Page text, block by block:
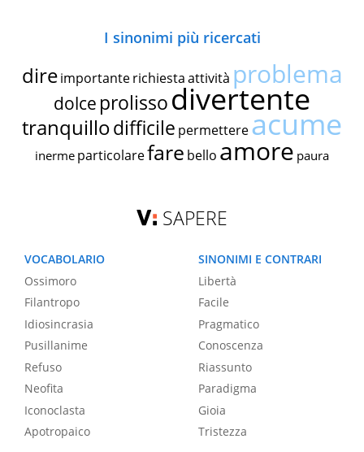
I sinonimi più ricercati
dire importante richiestaattività problema
dolce prolissodivertente
tranquillodifficile permettereacume
inerme particolarefare bello amore paura
SAPERE
VOCABOLARIO
Ossimoro
Filantropo
Idiosincrasia
Pusillanime
Refuso
Neofita
Iconoclasta
Apotropaico
SINONIMI E CONTRARI
Libertà
Facile
Pragmatico
Conoscenza
Riassunto
Paradigma
Gioia
Tristezza